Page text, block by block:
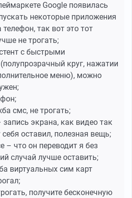
Google появилась
некоторые приложения
телефон, так вот это тот
не трогать;
с быстрыми
круг, нажатии
меню), можно
смс, не трогать;
запись экрана, как видео так
оставил, полезная вещь;
– что он переводит я без
случай лучше оставить;
виртуальных сим карт
получите бесконечную